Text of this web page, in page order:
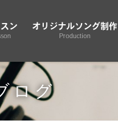
ン オリジナルソング制作
Production
ログ